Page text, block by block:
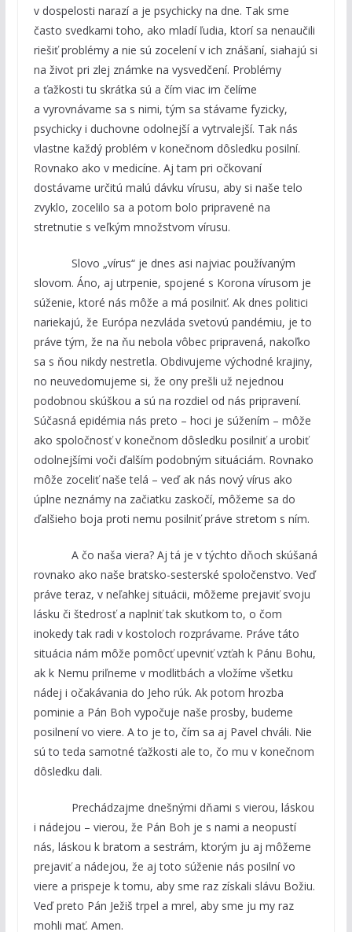
v dospelosti narazí a je psychicky na dne. Tak sme
často svedkami toho, ako mladí ľudia, ktorí sa nenaučili
riešiť problémy a nie sú zocelení v ich znášaní, siahajú si
na život pri zlej známke na vysvedčení. Problémy
a ťažkosti tu skrátka sú a čím viac im čelíme
a vyrovnávame sa s nimi, tým sa stávame fyzicky,
psychicky i duchovne odolnejší a vytrvalejší. Tak nás
vlastne každý problém v konečnom dôsledku posilní.
Rovnako ako v medicíne. Aj tam pri očkovaní
dostávame určitú malú dávku vírusu, aby si naše telo
zvyklo, zocelilo sa a potom bolo pripravené na
stretnutie s veľkým množstvom vírusu.
Slovo „vírus“ je dnes asi najviac používaným
slovom. Áno, aj utrpenie, spojené s Korona vírusom je
súženie, ktoré nás môže a má posilniť. Ak dnes politici
nariekajú, že Európa nezvláda svetovú pandémiu, je to
práve tým, že na ňu nebola vôbec pripravená, nakoľko
sa s ňou nikdy nestretla. Obdivujeme východné krajiny,
no neuvedomujeme si, že ony prešli už nejednou
podobnou skúškou a sú na rozdiel od nás pripravení.
Súčasná epidémia nás preto – hoci je súžením – môže
ako spoločnosť v konečnom dôsledku posilniť a urobiť
odolnejšími voči ďalším podobným situáciám. Rovnako
môže zoceliť naše telá – veď ak nás nový vírus ako
úplne neznámy na začiatku zaskočí, môžeme sa do
ďalšieho boja proti nemu posilniť práve stretom s ním.
A čo naša viera? Aj tá je v týchto dňoch skúšaná
rovnako ako naše bratsko-sesterské spoločenstvo. Veď
práve teraz, v neľahkej situácii, môžeme prejaviť svoju
lásku či štedrosť a naplniť tak skutkom to, o čom
inokedy tak radi v kostoloch rozprávame. Práve táto
situácia nám môže pomôcť upevniť vzťah k Pánu Bohu,
ak k Nemu priľneme v modlitbách a vložíme všetku
nádej i očakávania do Jeho rúk. Ak potom hrozba
pominie a Pán Boh vypočuje naše prosby, budeme
posilnení vo viere. A to je to, čím sa aj Pavel chváli. Nie
sú to teda samotné ťažkosti ale to, čo mu v konečnom
dôsledku dali.
Prechádzajme dnešnými dňami s vierou, láskou
i nádejou – vierou, že Pán Boh je s nami a neopustí
nás, láskou k bratom a sestrám, ktorým ju aj môžeme
prejaviť a nádejou, že aj toto súženie nás posilní vo
viere a prispeje k tomu, aby sme raz získali slávu Božiu.
Veď preto Pán Ježiš trpel a mrel, aby sme ju my raz
mohli mať. Amen.